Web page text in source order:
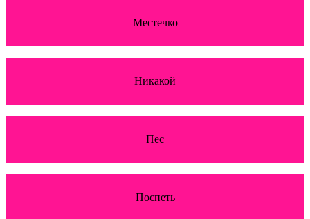
Местечко
Никакой
Пес
Поспеть